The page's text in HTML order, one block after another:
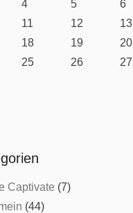
4 5 6
11 12 13
18 19 20
25 26 27
Captivate (7)
(44)